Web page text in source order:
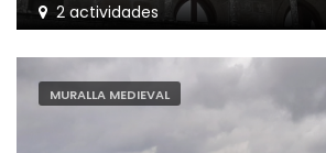
2 actividades
MURALLA MEDIEVAL